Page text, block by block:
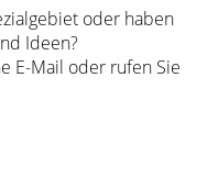
oder haben
Ideen?
E-Mail oder rufen Sie